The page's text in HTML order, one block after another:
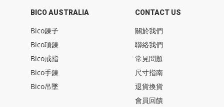
BICO AUSTRALIA
Bico鍊子
Bico項鍊
Bico戒指
Bico手鍊
Bico吊墜
CONTACT US
關於我們
聯絡我們
常見問題
尺寸指南
退貨換貨
會員回饋